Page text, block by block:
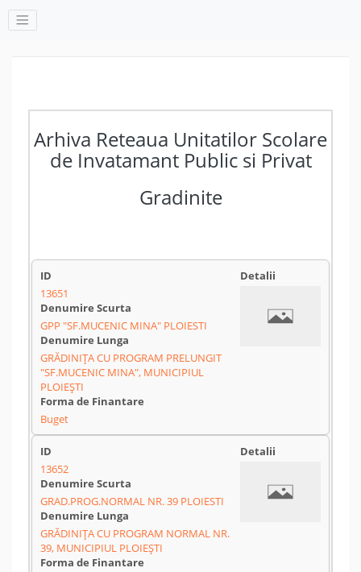
Arhiva Reteaua Unitatilor Scolare
de Invatamant Public si Privat
Gradinite
13651
GPP "SF.MUCENIC MINA" PLOIESTI
GRĂDINIȚA CU PROGRAM PRELUNGIT
"SF.MUCENIC MINA", MUNICIPIUL
PLOIEȘTI
Buget
13652
GRAD.PROG.NORMAL NR. 39 PLOIESTI
GRĂDINIȚA CU PROGRAM NORMAL NR.
39, MUNICIPIUL PLOIEȘTI